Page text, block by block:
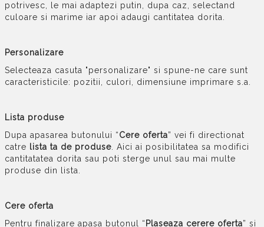
potrivesc, le mai adaptezi putin, dupa caz, selectand
culoare si marime iar apoi adaugi cantitatea dorita.
Personalizare
Selecteaza casuta "personalizare" si spune-ne care sunt
caracteristicile: pozitii, culori, dimensiune imprimare s.a.
Lista produse
Dupa apasarea butonului “Cere oferta” vei fi directionat
catre lista ta de produse . Aici ai posibilitatea sa modifici
cantitatatea dorita sau poti sterge unul sau mai multe
produse din lista.
Cere oferta
Pentru finalizare apasa butonul “ Plaseaza cerere oferta” si